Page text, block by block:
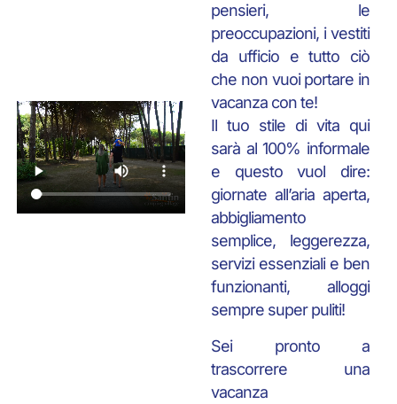
pensieri, le
preoccupazioni, i vestiti
da ufficio e tutto ciò
che non vuoi portare in
vacanza con te!
Il tuo stile di vita qui
sarà al 100% informale
e questo vuol dire:
giornate all’aria aperta,
abbigliamento
semplice, leggerezza,
servizi essenziali e ben
funzionanti, alloggi
sempre super puliti!
Sei pronto a
trascorrere una
vacanza